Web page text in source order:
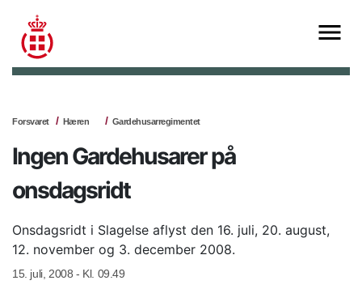
Forsvaret Hæren Gardehusarregimentet
Ingen Gardehusarer på
onsdagsridt
Onsdagsridt i Slagelse aflyst den 16. juli, 20. august,
12. november og 3. december 2008.
15. juli, 2008 - Kl. 09.49